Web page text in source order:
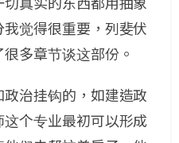
真实的东西都用抽象
觉得很重要，列斐伏
多章节谈这部份。
治挂钩的，如建造政
个专业最初可以形成